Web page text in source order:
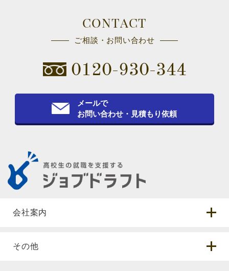
CONTACT
ご相談・お問い合わせ
0120-930-344
メールで
お問い合わせ・見積もり依頼
会社案内
その他